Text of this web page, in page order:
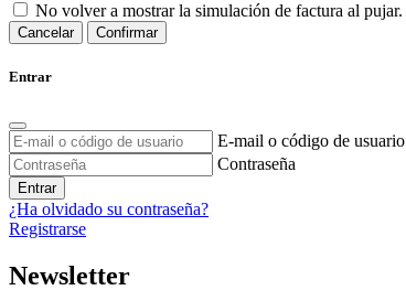
No volver a mostrar la simulación de factura al pujar.
Cancelar Confirmar
Entrar
E-mail o código de usuario
Contraseña
Entrar
¿Ha olvidado su contraseña?
Registrarse
Newsletter